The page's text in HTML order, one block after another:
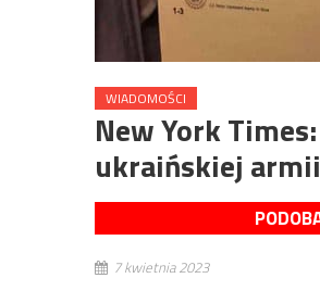
WIADOMOŚCI
New York
ukraińskiej
7 kwietnia 2023